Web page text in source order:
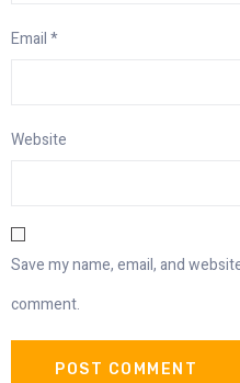
Email*
Website
Save my name, email, and
comment.